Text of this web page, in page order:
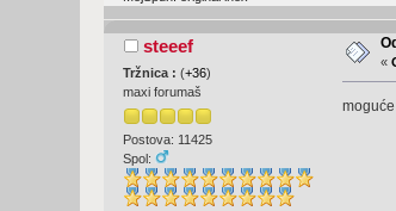
steeef
Tržnica :(+36)
maxi forumaš
Postova: 11425
Spol:
«